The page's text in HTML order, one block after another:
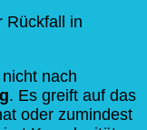
Rückfall in
nach
. Es greift auf das
oder zumindest